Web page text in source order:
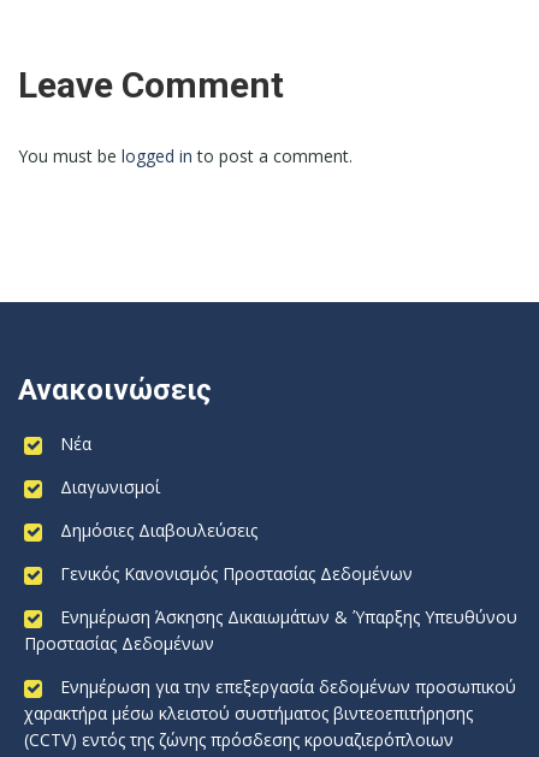
Leave Comment
You must be logged in to post a comment.
Ανακοινώσεις
Νέα
Διαγωνισμοί
Δημόσιες Διαβουλεύσεις
Γενικός Κανονισμός Προστασίας Δεδομένων
Ενημέρωση Άσκησης Δικαιωμάτων & Ύπαρξης Υπευθύνου
Προστασίας Δεδομένων
Ενημέρωση για την επεξεργασία δεδομένων προσωπικού
χαρακτήρα μέσω κλειστού συστήματος βιντεοεπιτήρησης
(CCTV) εντός της ζώνης πρόσδεσης κρουαζιερόπλοιων